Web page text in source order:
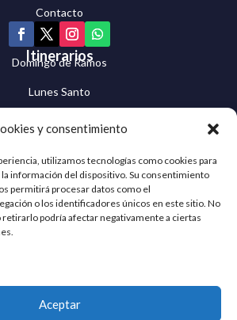
y consentimiento
utilizamos tecnologías como cookies para
la información del dispositivo. Su consentimiento
permitirá procesar datos como el
o los identificadores únicos en este sitio. No
podría afectar negativamente a ciertas
Aceptar
Contacto
Itinerarios
Domingo de Ramos
Lunes Santo
Jueves Santo
Viernes Santo
© 2026 | Todos los derechos
reservados